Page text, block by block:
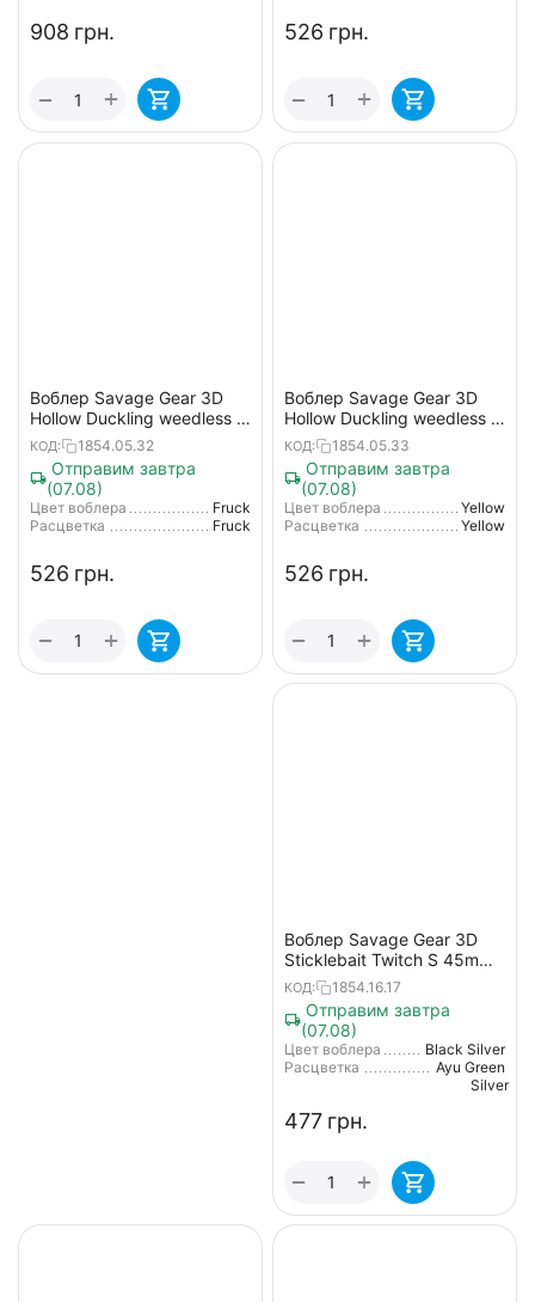
‍908‍ грн.
+
−
‍526‍ грн.
+
−
Воблер Savage Gear 3D
Hollow Duckling weedless L
100mm 40g 02-Fruck
КОД: 1854.05.32
Отправим завтра
(07.08)
Цвет воблера
Fruck
Расцветка
Fruck
‍526‍ грн.
+
−
Воблер Savage Gear 3D
Hollow Duckling weedless L
100mm 40g 03-Yellow
КОД: 1854.05.33
Отправим завтра
(07.08)
Цвет воблера
Yellow
Расцветка
Yellow
‍526‍ грн.
+
−
Воблер Savage Gear 3D
Sticklebait Twitch S 45mm
4.0g Black Silver
КОД: 1854.16.17
Отправим завтра
(07.08)
Цвет воблера
Black Silver
Расцветка
Ayu Green
Silver
‍477‍ грн.
+
−